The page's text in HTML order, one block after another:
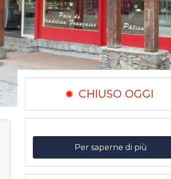
CHIUSO OGGI
Per saperne di più